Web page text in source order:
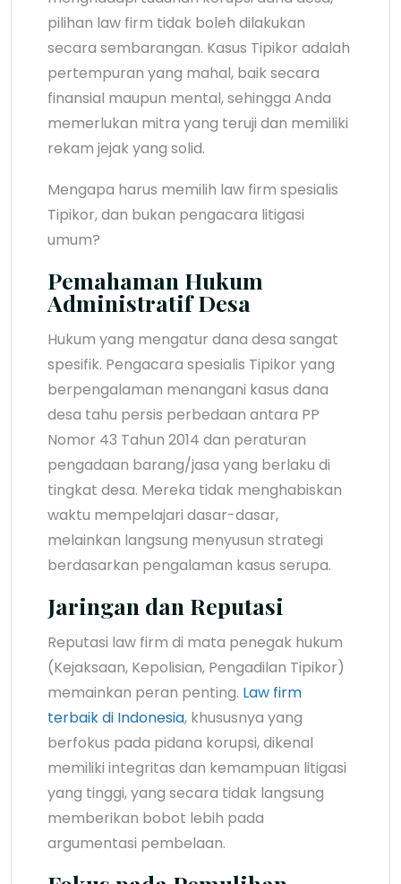
pilihan law firm tidak boleh dilakukan
secara sembarangan. Kasus Tipikor adalah
pertempuran yang mahal, baik secara
finansial maupun mental, sehingga Anda
memerlukan mitra yang teruji dan memiliki
rekam jejak yang solid.
Mengapa harus memilih law firm spesialis
Tipikor, dan bukan pengacara litigasi
umum?
Pemahaman Hukum
Administratif Desa
Hukum yang mengatur dana desa sangat
spesifik. Pengacara spesialis Tipikor yang
berpengalaman menangani kasus dana
desa tahu persis perbedaan antara PP
Nomor 43 Tahun 2014 dan peraturan
pengadaan barang/jasa yang berlaku di
tingkat desa. Mereka tidak menghabiskan
waktu mempelajari dasar-dasar,
melainkan langsung menyusun strategi
berdasarkan pengalaman kasus serupa.
Jaringan dan Reputasi
Reputasi law firm di mata penegak hukum
(Kejaksaan, Kepolisian, Pengadilan Tipikor)
memainkan peran penting. Law firm
terbaik di Indonesia, khususnya yang
berfokus pada pidana korupsi, dikenal
memiliki integritas dan kemampuan litigasi
yang tinggi, yang secara tidak langsung
memberikan bobot lebih pada
argumentasi pembelaan.